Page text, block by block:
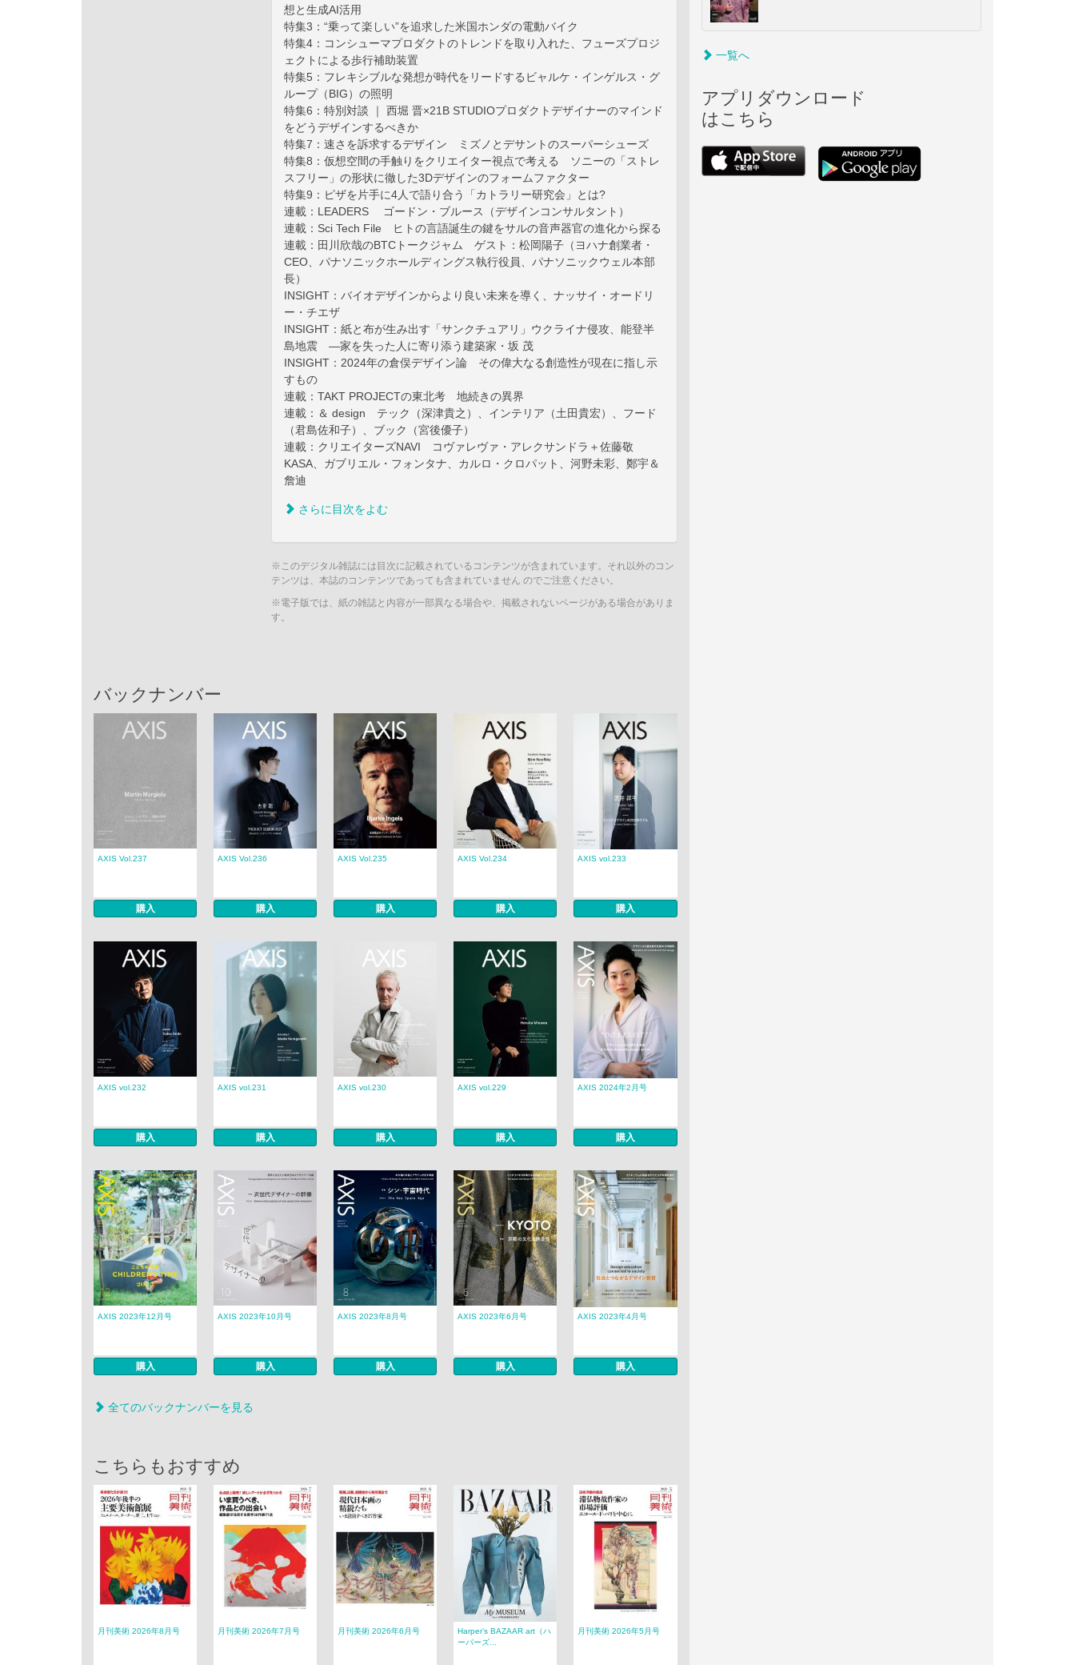
想と生成AI活用
特集3：“乗って楽しい”を追求した米国ホンダの電動バイク
特集4：コンシューマプロダクトのトレンドを取り入れた、フューズプロジ
ェクトによる歩行補助装置
特集5：フレキシブルな発想が時代をリードするビャルケ・インゲルス・グ
ループ（BIG）の照明
特集6：特別対談 ｜ 西堀 晋×21B STUDIOプロダクトデザイナーのマインド
をどうデザインするべきか
特集7：速さを訴求するデザイン ミズノとデサントのスーパーシューズ
特集8：仮想空間の手触りをクリエイター視点で考える ソニーの「ストレ
スフリー」の形状に徹した3Dデザインのフォームファクター
特集9：ピザを片手に4人で語り合う「カトラリー研究会」とは?
連載：LEADERS ゴードン・ブルース（デザインコンサルタント）
連載：Sci Tech File ヒトの言語誕生の鍵をサルの音声器官の進化から探る
連載：田川欣哉のBTCトークジャム ゲスト：松岡陽子（ヨハナ創業者・
CEO、パナソニックホールディングス執行役員、パナソニックウェル本部
長）
INSIGHT：バイオデザインからより良い未来を導く、ナッサイ・オードリ
ー・チエザ
INSIGHT：紙と布が生み出す「サンクチュアリ」ウクライナ侵攻、能登半
島地震 ―家を失った人に寄り添う建築家・坂 茂
INSIGHT：2024年の倉俣デザイン論 その偉大なる創造性が現在に指し示
すもの
連載：TAKT PROJECTの東北考 地続きの異界
連載：＆ design テック（深津貴之）、インテリア（土田貴宏）、フード
（君島佐和子）、ブック（宮後優子）
連載：クリエイターズNAVI コヴァレヴァ・アレクサンドラ＋佐藤敬
KASA、ガブリエル・フォンタナ、カルロ・クロパット、河野未彩、鄭宇＆
詹迪
さらに目次をよむ
※このデジタル雑誌には目次に記載されているコンテンツが含まれています。それ以外のコン
テンツは、本誌のコンテンツであっても含まれていません のでご注意ください。
※電子版では、紙の雑誌と内容が一部異なる場合や、掲載されないページがある場合がありま
す。
バックナンバー
AXIS Vol.237
購入
AXIS Vol.236
購入
AXIS Vol.235
購入
AXIS Vol.234
購入
AXIS vol.233
購入
AXIS vol.232
購入
AXIS vol.231
購入
AXIS vol.230
購入
AXIS vol.229
購入
AXIS 2024年2月号
購入
AXIS 2023年12月号
購入
AXIS 2023年10月号
購入
AXIS 2023年8月号
購入
AXIS 2023年6月号
購入
AXIS 2023年4月号
購入
全てのバックナンバーを見る
こちらもおすすめ
月刊美術 2026年8月号 月刊美術 2026年7月号 月刊美術 2026年6月号
Harper’s BAZAAR art（ハ
ーパーズ...
月刊美術 2026年5月号
一覧へ
アプリダウンロード
はこちら